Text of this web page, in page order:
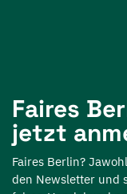
Faires
jetzt
Faires Berlin?
den Newsletter und